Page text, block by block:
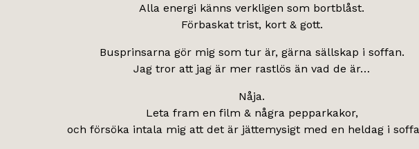
Alla energi känns verkligen som bortblåst.
Förbaskat trist, kort & gott.
Busprinsarna gör mig som tur är, gärna sällskap i soffan.
Jag tror att jag är mer rastlös än vad de är…
Nåja.
Leta fram en film & några pepparkakor,
och försöka intala mig att det är jättemysigt med en heldag i